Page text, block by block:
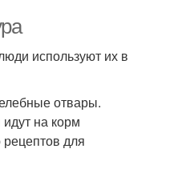
используют их в
отвары.
на корм
для